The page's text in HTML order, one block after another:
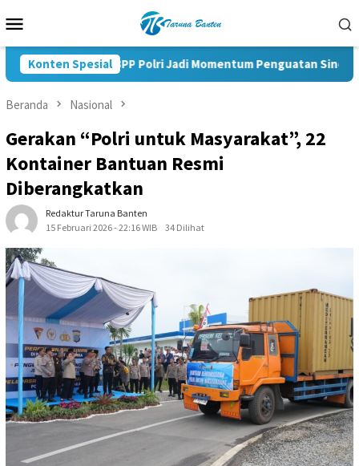
ke
Mobile
Konten Spesial
Pelantikan KBPP Polri Jadi Momentum Penguatan Sinergi
Beranda Nasional
Gerakan “Polri untuk Masyarakat”, 22
Kontainer Bantuan Resmi
Diberangkatkan
Redaktur Taruna Banten
15 Februari 2026 - 22:16 WIB
34 Dilihat